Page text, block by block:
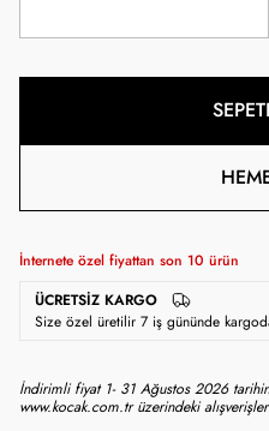
İnternete özel fiyattan son 10 ürün
ÜCRETSIZ KARGO
Size özel üretilir 7 iş gününde
İndirimli fiyat 1- 31 Ağustos 2026
www.kocak.com.tr üzerindeki